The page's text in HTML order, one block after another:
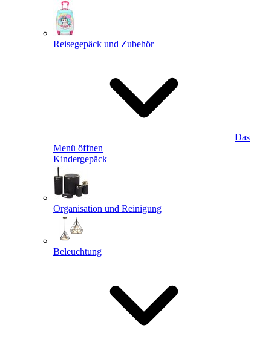
Reisegepäck und Zubehör
Das
Menü öffnen
Kindergepäck
Organisation und Reinigung
Beleuchtung